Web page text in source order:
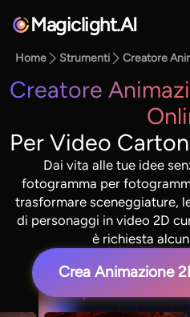
Magiclight.AI
Home Strumenti Creatore
Creatore
Per Video
Dai vita alle tue idee
fotogramma per
trasformare sceneggiature,
di personaggi in video 2D
è richiesta
Crea Animazione